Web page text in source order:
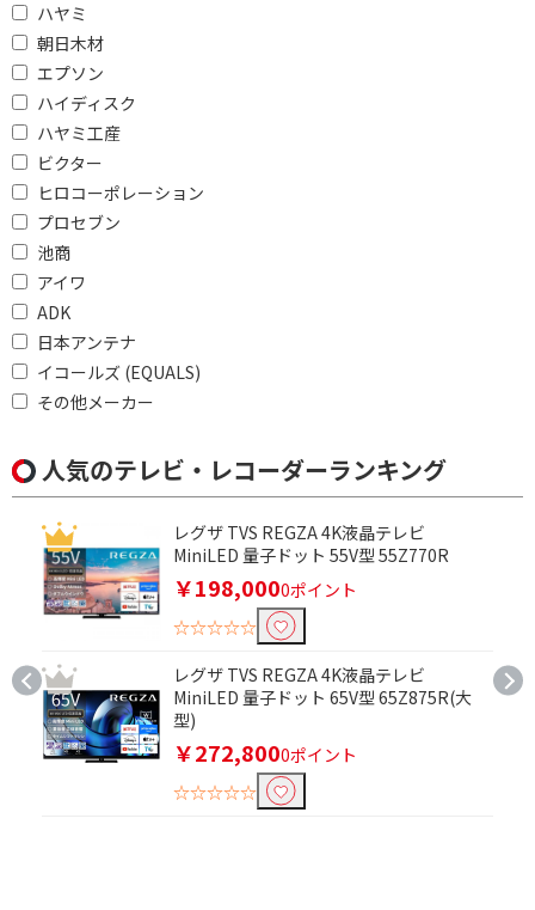
ハヤミ
朝日木材
エプソン
ハイディスク
ハヤミ工産
ビクター
ヒロコーポレーション
プロセブン
池商
アイワ
ADK
日本アンテナ
イコールズ (EQUALS)
その他メーカー
外付 USB HDD録画で絞り込む
外付 USB HDD録画対応
スマートフォン対応で絞り込む
Ultra HDブルーレイ対
応
無線・有線
3Dで絞り込む
3D対応 3D非対応
ドルビー音源で絞り込む
ドルビー音源対応 ドルビー音源非対応
Ultra HD ブルーレイで絞り込む
Ultra HD ブルーレイ対
Ultra HD ブルーレイ非
人気のテレビ・レコーダーランキング
レグザ TVS REGZA 4K液晶テレビ
MiniLED 量子ドット 55V型 55Z770R
￥198,0000ポイント
☆☆☆☆☆
レグザ TVS REGZA 4K液晶テレビ
MiniLED 量子ドット 65V型 65Z875R(大
型)
￥272,8000ポイント
☆☆☆☆☆